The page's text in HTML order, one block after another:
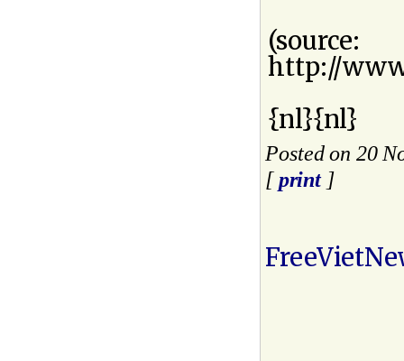
(source:
http://
{nl}{nl}
Posted on 20
[print]